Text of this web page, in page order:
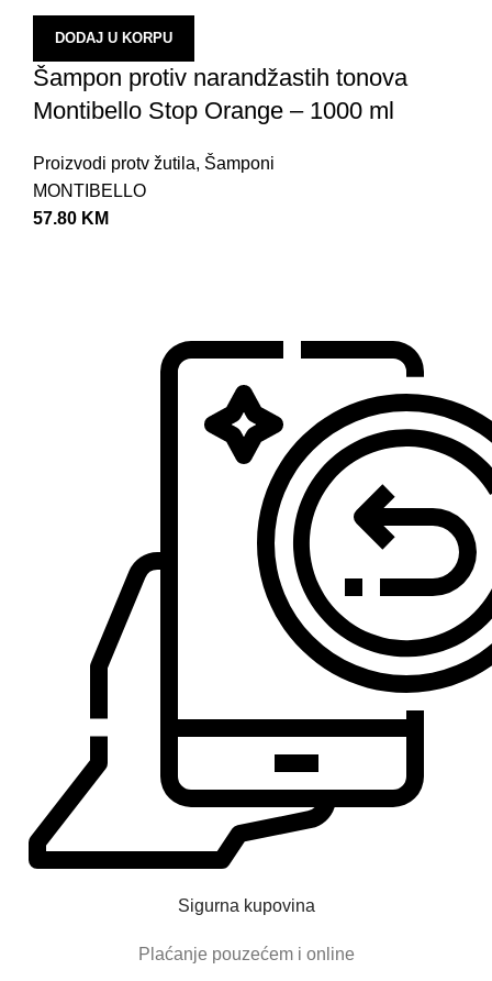
DODAJ U KORPU
Šampon protiv narandžastih tonova
Montibello Stop Orange – 1000 ml
Proizvodi protv žutila, Šamponi
MONTIBELLO
57.80 KM
Sigurna kupovina
Plaćanje pouzećem i online